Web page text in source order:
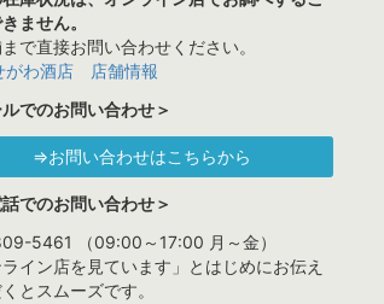
ません。
で直接お問い合わせください。
がわ酒店 店舗情報
ルでのお問い合わせ＞
⇒お問い合わせはこちらから
話でのお問い合わせ＞
5461 （09:00～17:00 月～金）
ライン店を見ています」とはじめにお伝え
とスムーズです。